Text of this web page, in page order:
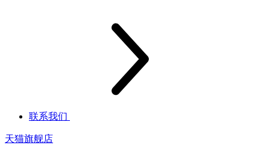
联系我们
天猫旗舰店